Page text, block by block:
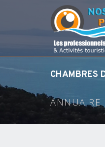
CHAMBRES
ANNUAIRE